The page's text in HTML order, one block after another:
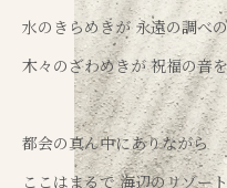
水のきらめきが 永遠の調べ
木々のざわめきが 祝福の音
都会の真ん中にありながら
ここはまるで 海辺のリゾー